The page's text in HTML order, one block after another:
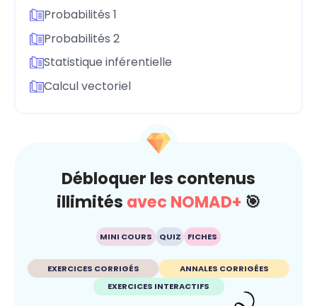
Probabilités 1
Probabilités 2
Statistique inférentielle
Calcul vectoriel
Débloquer les contenus
illimités avec NOMAD+ 🎯
MINI COURS QUIZ FICHES
EXERCICES CORRIGÉS
ANNALES CORRIGÉES
EXERCICES INTERACTIFS